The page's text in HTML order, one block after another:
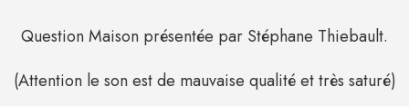
Question Maison présentée par Stéphane Thiebault.
(Attention le son est de mauvaise qualité et très saturé)